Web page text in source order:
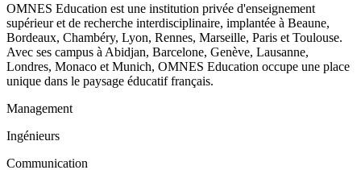
OMNES Education est une institution privée d'enseignement
supérieur et de recherche interdisciplinaire, implantée à Beaune,
Bordeaux, Chambéry, Lyon, Rennes, Marseille, Paris et Toulouse.
Avec ses campus à Abidjan, Barcelone, Genève, Lausanne,
Londres, Monaco et Munich, OMNES Education occupe une place
unique dans le paysage éducatif français.
Management
Ingénieurs
Communication